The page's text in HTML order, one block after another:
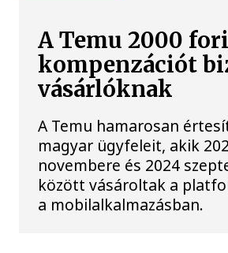
A Temu 2000
kompenzációt
vásárlóknak
A Temu hamarosan
magyar ügyfeleit, akik
novembere és 2024
között vásároltak a
a mobilalkalmazásban.